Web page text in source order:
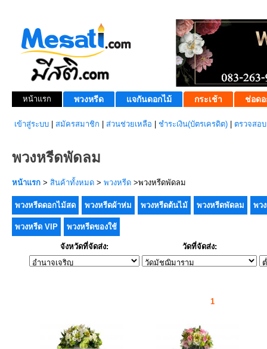
หน้าแรก พวงหรีด แจกันดอกไม้ กระเช้า ช่อดอ
เข้าสู่ระบบ สมัครสมาชิก ส่วนช่วยเหลือ ชำระเงิน(บัตรเครดิต) ตรวจสอ
พวงหรีดพัดลม
หน้าแรก > สินค้าทั้งหมด > พวงหรีด >พวงหรีดพัดลม
พวงหรีดดอกไม้สด พวงหรีดผ้าห่ม พวงหรีดต้นไม้ พวงหรีดพัดลม พว
พวงหรีด VIP พวงหรีดของใช้
จังหวัดที่จัดส่ง: วัดที่จัดส่ง:
1